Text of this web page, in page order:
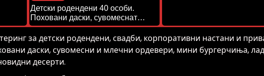
Детски родендени 40 особи.
Поховани даски, сувомеснат…
за детски родендени, свадби, корпоративни настани и
даски, сувомесни и млечни ордевери, мини бургерчиња,
десерти.